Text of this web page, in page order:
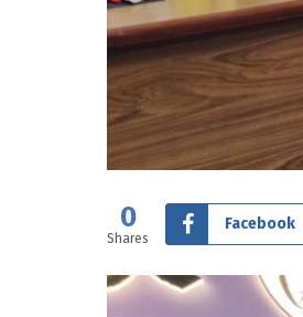
0
Shares
Facebook